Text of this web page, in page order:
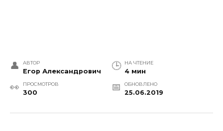
АВТОР
Егор Александрович
НА ЧТЕНИЕ
4 мин
ПРОСМОТРОВ
300
ОБНОВЛЕНО
25.06.2019